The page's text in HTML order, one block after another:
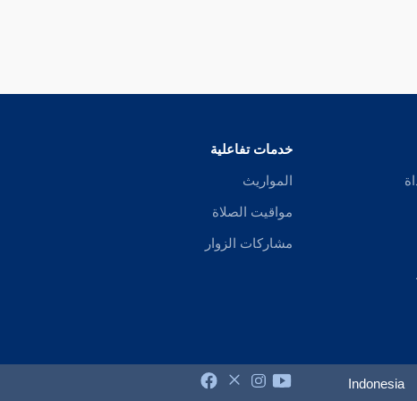
خدمات تفاعلية
المواريث
مواقيت الصلاة
مشاركات الزوار
Indonesia